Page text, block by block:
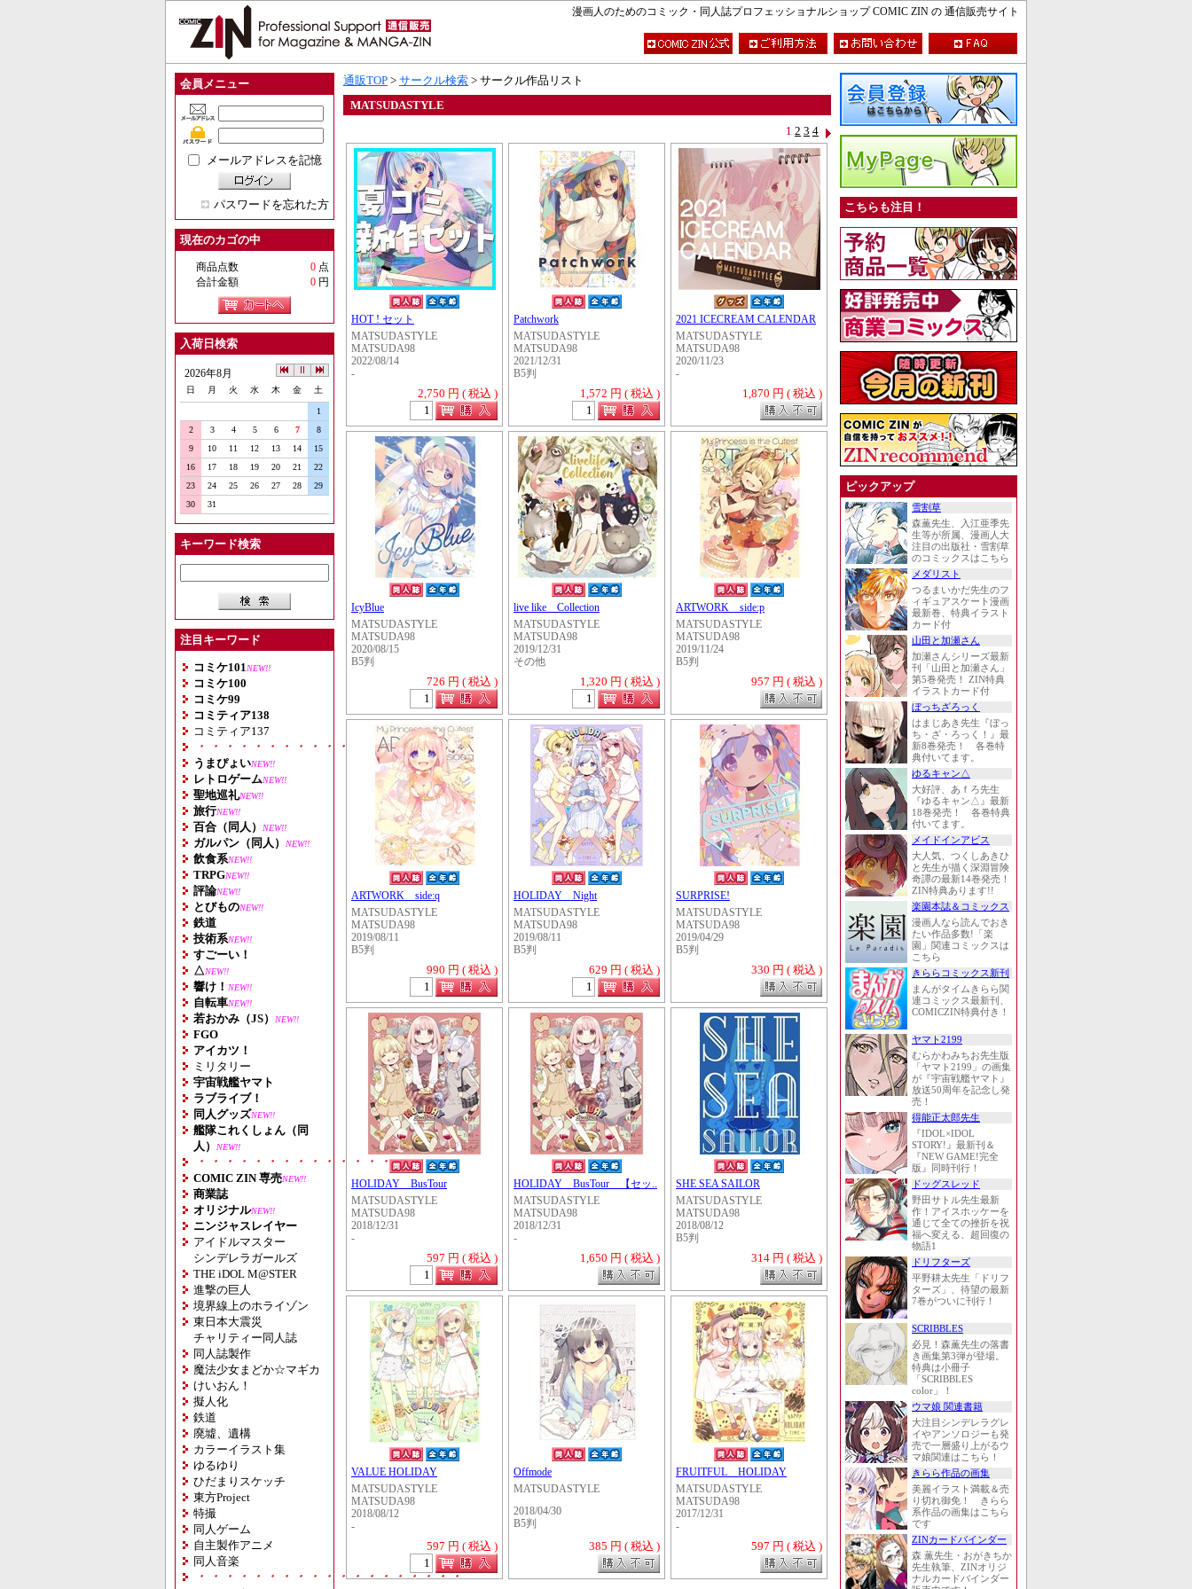
漫画人のためのコミック・同人誌プロフェッショナルショップ COMIC ZIN の 通信販売サイト
会員メニュー
メールアドレスを記憶
パスワードを忘れた方
現在のカゴの中
商品点数 0 点
合計金額
0 円
入荷日検索
2026年8月
日 月 火 水 木 金 土
1
2
3 4 5 6 7
8
9
10 11 12 13 14
15
16
17 18 19 20 21
22
23
24 25 26 27 28
29
30
31
キーワード検索
注目キーワード
コミケ101 NEW!!
コミケ100
コミケ99
コミティア138
コミティア137
・・・・・・・・・・・・・・・・・・・
うまぴょいNEW!!
レトロゲームNEW!!
聖地巡礼NEW!!
旅行NEW!!
百合（同人） NEW!!
ガルパン（同人） NEW!!
飲食系NEW!!
TRPGNEW!!
評論NEW!!
とびものNEW!!
鉄道
技術系NEW!!
すごーい！
△NEW!!
響け！ NEW!!
自転車NEW!!
若おかみ（JS） NEW!!
FGO
アイカツ！
ミリタリー
宇宙戦艦ヤマト
ラブライブ！
同人グッズNEW!!
艦隊これくしょん（同
人）
NEW!!
・・・・・・・・・・・・・・・・・・・
COMIC ZIN 専売NEW!!
商業誌
オリジナルNEW!!
ニンジャスレイヤー
アイドルマスター
シンデレラガールズ
THE iDOL M@STER
進撃の巨人
境界線上のホライゾン
東日本大震災
チャリティー同人誌
同人誌製作
魔法少女まどか☆マギカ
けいおん！
擬人化
鉄道
廃墟、遺構
カラーイラスト集
ゆるゆり
ひだまりスケッチ
東方Project
特撮
同人ゲーム
自主製作アニメ
同人音楽
・・・・・・・・・・・・・・・・・・・
通販TOP > サークル検索 > サークル作品リスト
MATSUDASTYLE
1 2 3 4
HOT ! セット
MATSUDASTYLE
MATSUDA98
2022/08/14
-
2,750 円 ( 税込 )
Patchwork
MATSUDASTYLE
MATSUDA98
2021/12/31
B5判
1,572 円 ( 税込 )
2021 ICECREAM CALENDAR
MATSUDASTYLE
MATSUDA98
2020/11/23
-
1,870 円 ( 税込 )
IcyBlue
MATSUDASTYLE
MATSUDA98
2020/08/15
B5判
726 円 ( 税込 )
live like Collection
MATSUDASTYLE
MATSUDA98
2019/12/31
その他
1,320 円 ( 税込 )
ARTWORK side:p
MATSUDASTYLE
MATSUDA98
2019/11/24
B5判
957 円 ( 税込 )
ARTWORK side:q
MATSUDASTYLE
MATSUDA98
2019/08/11
B5判
990 円 ( 税込 )
HOLIDAY Night
MATSUDASTYLE
MATSUDA98
2019/08/11
B5判
629 円 ( 税込 )
SURPRISE!
MATSUDASTYLE
MATSUDA98
2019/04/29
B5判
330 円 ( 税込 )
HOLIDAY BusTour
MATSUDASTYLE
MATSUDA98
2018/12/31
-
597 円 ( 税込 )
HOLIDAY BusTour 【セッ..
MATSUDASTYLE
MATSUDA98
2018/12/31
-
1,650 円 ( 税込 )
SHE SEA SAILOR
MATSUDASTYLE
MATSUDA98
2018/08/12
B5判
314 円 ( 税込 )
VALUE HOLIDAY
MATSUDASTYLE
MATSUDA98
2018/08/12
-
597 円 ( 税込 )
Offmode
MATSUDASTYLE
2018/04/30
B5判
385 円 ( 税込 )
FRUITFUL HOLIDAY
MATSUDASTYLE
MATSUDA98
2017/12/31
-
597 円 ( 税込 )
こちらも注目！
ピックアップ
雪割草
森薫先生、入江亜季先
生等が所属、漫画人大
注目の出版社・雪割草
のコミックスはこちら
メダリスト
つるまいかだ先生のフ
ィギュアスケート漫画
最新巻、特典イラスト
カード付
山田と加瀬さん
加瀬さんシリーズ最新
刊「山田と加瀬さん」
第5巻発売！ ZIN特典
イラストカード付
ぼっちざろっく
はまじあき先生『ぼっ
ち・ざ・ろっく！』最
新8巻発売！ 各巻特
典付いてます。
ゆるキャン△
大好評、あｆろ先生
『ゆるキャン△』最新
18巻発売！ 各巻特典
付いてます。
メイドインアビス
大人気、つくしあきひ
と先生が描く深淵冒険
奇譚の最新14巻発売！
ZIN特典あります!!
楽園本誌＆コミックス
漫画人なら読んでおき
たい作品多数!「楽
園」関連コミックスは
こちら
きららコミックス新刊
まんがタイムきらら関
連コミックス最新刊、
COMICZIN特典付き！
ヤマト2199
むらかわみちお先生版
「ヤマト2199」の画集
が『宇宙戦艦ヤマト』
放送50周年を記念し発
売！
得能正太郎先生
『IDOL×IDOL
STORY!』最新刊＆
『NEW GAME!完全
版』同時刊行！
ドッグスレッド
野田サトル先生最新
作！アイスホッケーを
通じて全ての挫折を祝
福へ変える、超回復の
物語1
ドリフターズ
平野耕太先生「ドリフ
ターズ」、待望の最新
7巻がついに刊行！
SCRIBBLES
必見！森薫先生の落書
き画集第3弾が登場。
特典は小冊子
「SCRIBBLES
color」！
ウマ娘 関連書籍
大注目シンデレラグレ
イやアンソロジーも発
売で一層盛り上がるウ
マ娘関連はこちら！
きらら作品の画集
美麗イラスト満載＆売
り切れ御免！ きらら
系作品の画集はこちら
です
ZINカードバインダー
森 薫先生・おがきちか
先生執筆、ZINオリジ
ナルカードバインダー